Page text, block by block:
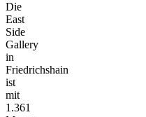
Die
East
Side
Gallery
in
Friedrichshain
ist
mit
1.361